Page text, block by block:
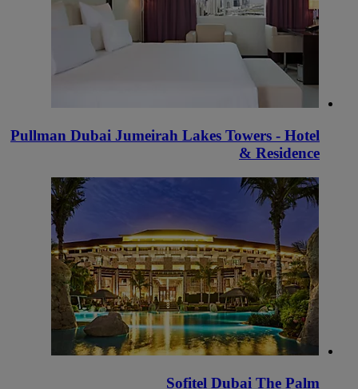
Pullman Dubai Jumeirah Lakes Towers - Hotel
& Residence
Sofitel Dubai The Palm